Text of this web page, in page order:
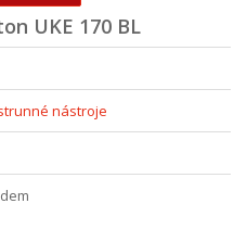
UKE 170 BL
nástroje